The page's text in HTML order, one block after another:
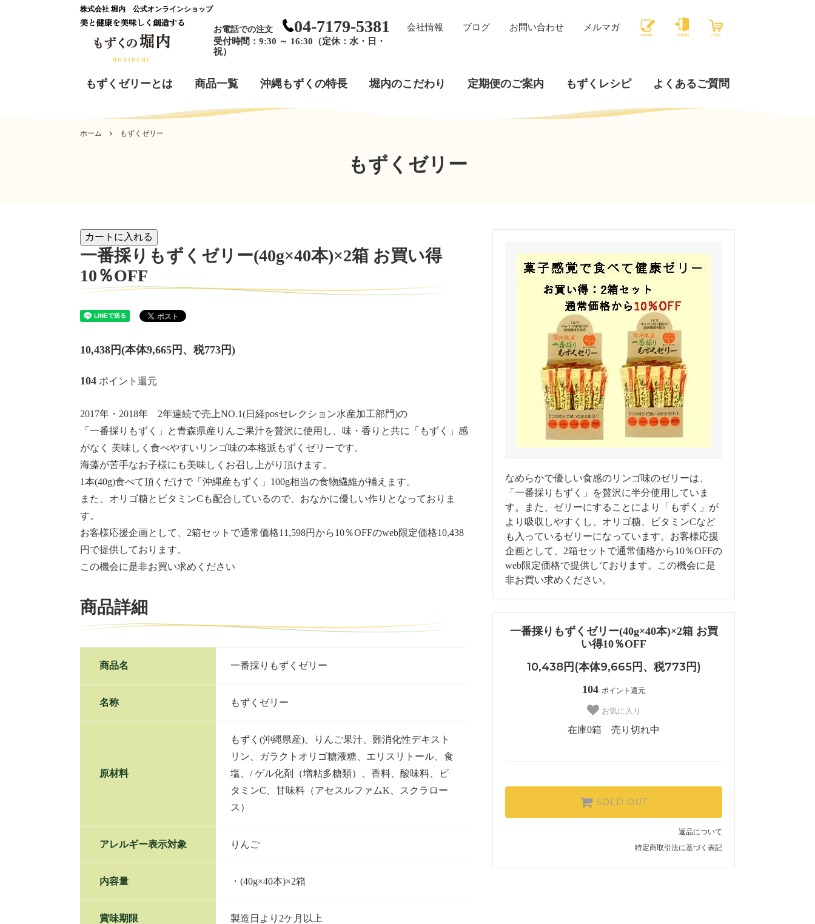
株式会社 堀内 公式オンラインショップ
もずくゼリーとは 商品一覧 沖縄もずくの特長 堀内のこだわり 定期便のご案内 もずくレシピ よくあるご質問
会社情報 ブログ お問い合わせ メルマガ
お電話での注文 04-7179-5381
受付時間：9:30 ～ 16:30（定休：水・日・
祝）
ホーム もずくゼリー
もずくゼリー
なめらかで優しい食感のリンゴ味のゼリーは、
「一番採りもずく」を贅沢に半分使用していま
す。また、ゼリーにすることにより「もずく」が
より吸収しやすくし、オリゴ糖、ビタミンCなど
も入っているゼリーになっています。お客様応援
企画として、2箱セットで通常価格から10％OFFの
web限定価格で提供しております。この機会に是
非お買い求めください。
一番採りもずくゼリー(40g×40本)×2箱 お買
い得10％OFF
10,438円(本体9,665円、税773円)
104 ポイント還元
お気に入り
在庫0箱 売り切れ中
SOLD OUT
返品について
特定商取引法に基づく表記
一番採りもずくゼリー(40g×40本)×2箱 お買い得
10％OFF
10,438円(本体9,665円、税773円)
104 ポイント還元
2017年・2018年 2年連続で売上NO.1(日経posセレクション水産加工部門)の
「一番採りもずく」と青森県産りんご果汁を贅沢に使用し、味・香りと共に「もずく」感
がなく 美味しく食べやすいリンゴ味の本格派もずくゼリーです。
海藻が苦手なお子様にも美味しくお召し上がり頂けます。
1本(40g)食べて頂くだけで「沖縄産もずく」100g相当の食物繊維が補えます。
また、オリゴ糖とビタミンCも配合しているので、おなかに優しい作りとなっておりま
す。
お客様応援企画として、2箱セットで通常価格11,598円から10％OFFのweb限定価格10,438
円で提供しております。
この機会に是非お買い求めください
商品詳細
商品名 一番採りもずくゼリー
名称 もずくゼリー
原材料
もずく(沖縄県産)、りんご果汁、難消化性デキスト
リン、ガラクトオリゴ糖液糖、エリスリトール、食
塩、/ ゲル化剤（増粘多糖類）、香料、酸味料、ビ
タミンC、甘味料（アセスルファムK、スクラロー
ス）
アレルギー表示対象 りんご
内容量 ・(40g×40本)×2箱
賞味期限 製造日より2ケ月以上